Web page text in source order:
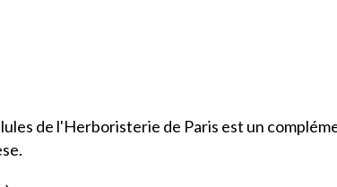
de l'Herboristerie de Paris est un